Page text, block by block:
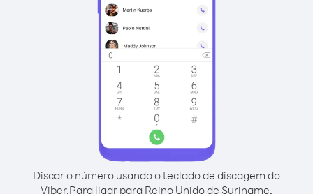
Discar o número usando o teclado de discagem do
Viber.Para ligar para Reino Unido de Suriname,